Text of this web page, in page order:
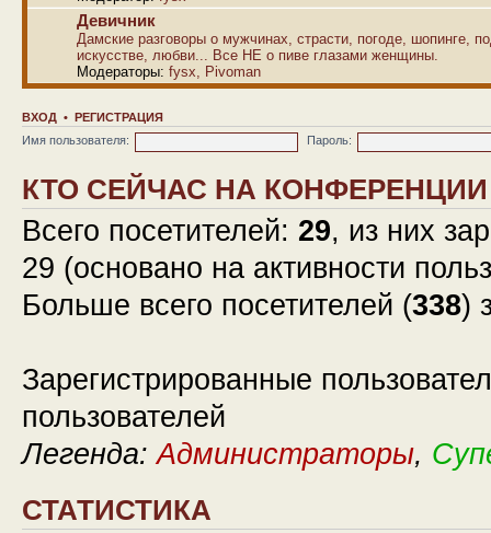
Девичник
Дамские разговоры о мужчинах, страсти, погоде, шопинге,
искусстве, любви... Все НЕ о пиве глазами женщины.
Модераторы: fysx Pivoman
ВХОД • РЕГИСТРАЦИЯ
Имя пользователя:
Пароль:
КТО СЕЙЧАС НА КОНФЕРЕНЦИИ
Всего посетителей: 29, из них
29 (основано на активности
Больше всего посетителей (338)
Зарегистрированные
пользователей
Легенда:Администраторы,
СТАТИСТИКА